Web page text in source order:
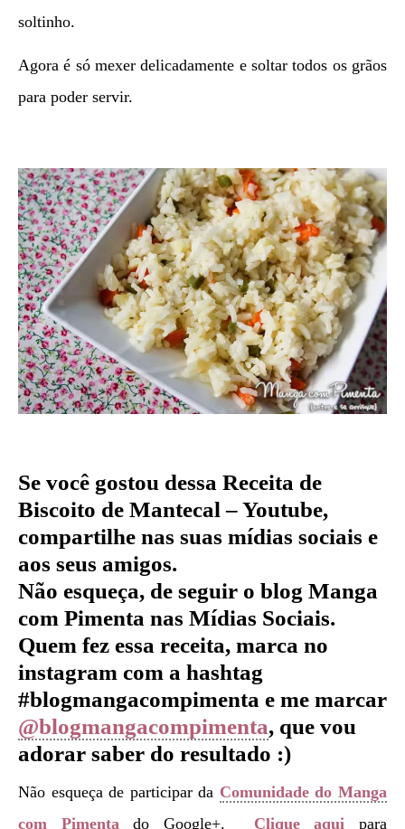
soltinho.
Agora é só mexer delicadamente e soltar todos os grãos
para poder servir.
Se você gostou dessa Receita de
Biscoito de Mantecal – Youtube,
compartilhe nas suas mídias sociais e
aos seus amigos.
Não esqueça, de seguir o blog Manga
com Pimenta nas Mídias Sociais.
Quem fez essa receita, marca no
instagram com a hashtag
#blogmangacompimenta e me marcar
@blogmangacompimenta, que vou
adorar saber do resultado :)
Não esqueça de participar da Comunidade do Manga
com Pimenta do Google+. Clique aqui para